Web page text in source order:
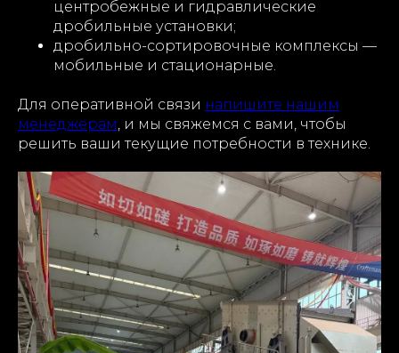
центробежные и гидравлические
дробильные установки;
дробильно-сортировочные комплексы —
мобильные и стационарные.
Для оперативной связи напишите нашим
менеджерам , и мы свяжемся с вами, чтобы
решить ваши текущие потребности в технике.